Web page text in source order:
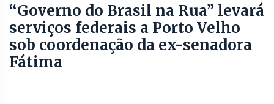
“Governo do Brasil na Rua” levará
serviços federais a Porto Velho
sob coordenação da ex-senadora
Fátima